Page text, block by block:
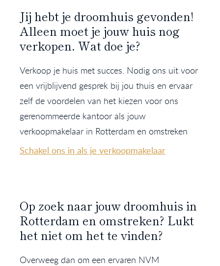
Jij hebt je droomhuis gevonden!
Alleen moet je jouw huis nog
verkopen. Wat doe je?
Verkoop je huis met succes. Nodig ons uit voor
een vrijblijvend gesprek bij jou thuis en ervaar
zelf de voordelen van het kiezen voor ons
gerenommeerde kantoor als jouw
verkoopmakelaar in Rotterdam en omstreken
Schakel ons in als je verkoopmakelaar
Op zoek naar jouw droomhuis in
Rotterdam en omstreken? Lukt
het niet om het te vinden?
Overweeg dan om een ervaren NVM